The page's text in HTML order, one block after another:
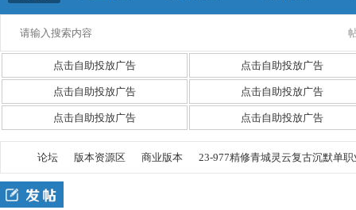
点击自助投放广告 点击自助投放广告
点击自助投放广告 点击自助投放广告
点击自助投放广告 点击自助投放广告
论坛 版本资源区 商业版本 23-977精修青城灵云复古沉默单职